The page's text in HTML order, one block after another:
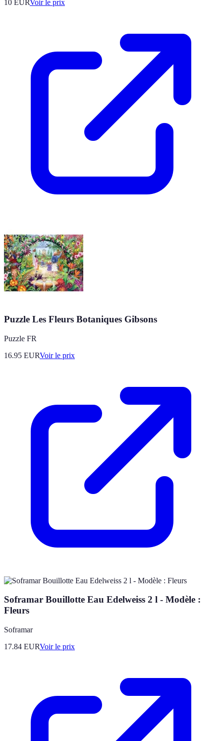
10 EURVoir le prix
Puzzle Les Fleurs Botaniques Gibsons
Puzzle FR
16.95 EURVoir le prix
Soframar Bouillotte Eau Edelweiss 2 l - Modèle :
Fleurs
Soframar
17.84 EURVoir le prix